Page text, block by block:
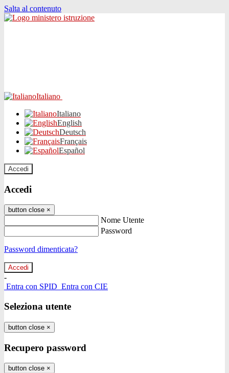
Salta al contenuto
Italiano
Italiano
English
Deutsch
Français
Español
Accedi
Accedi
button close ×
Nome Utente
Password
Password dimenticata?
-
Entra con SPID Entra con CIE
Seleziona utente
button close ×
Recupero password
button close ×